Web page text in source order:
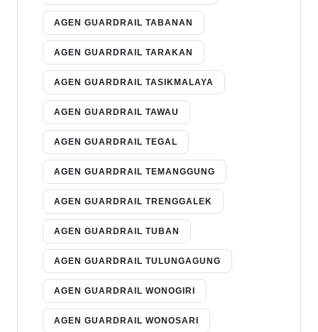
AGEN GUARDRAIL TABANAN
AGEN GUARDRAIL TARAKAN
AGEN GUARDRAIL TASIKMALAYA
AGEN GUARDRAIL TAWAU
AGEN GUARDRAIL TEGAL
AGEN GUARDRAIL TEMANGGUNG
AGEN GUARDRAIL TRENGGALEK
AGEN GUARDRAIL TUBAN
AGEN GUARDRAIL TULUNGAGUNG
AGEN GUARDRAIL WONOGIRI
AGEN GUARDRAIL WONOSARI